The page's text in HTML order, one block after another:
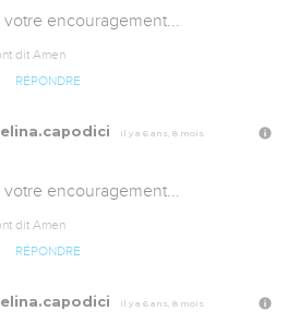
votre encouragement...
dit Amen
RÉPONDRE
Il y a 6 ans, 8 mois
votre encouragement...
dit Amen
RÉPONDRE
Il y a 6 ans, 8 mois